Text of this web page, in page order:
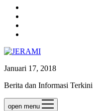
Januari 17, 2018
Berita dan Informasi Terkini
open menu